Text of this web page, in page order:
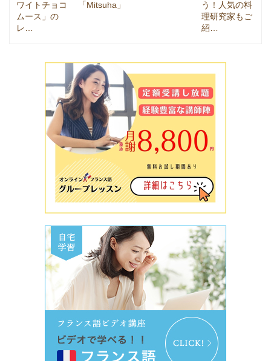
ワイトチョコ
ムース」の
レ…
「Mitsuha」
う！人気の料
理研究家もご
紹…